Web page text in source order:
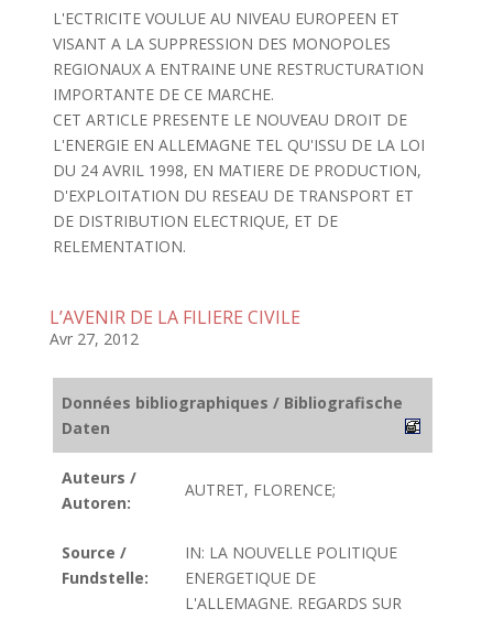
L'ECTRICITE VOULUE AU NIVEAU EUROPEEN ET
VISANT A LA SUPPRESSION DES MONOPOLES
REGIONAUX A ENTRAINE UNE RESTRUCTURATION
IMPORTANTE DE CE MARCHE.
CET ARTICLE PRESENTE LE NOUVEAU DROIT DE
L'ENERGIE EN ALLEMAGNE TEL QU'ISSU DE LA LOI
DU 24 AVRIL 1998, EN MATIERE DE PRODUCTION,
D'EXPLOITATION DU RESEAU DE TRANSPORT ET
DE DISTRIBUTION ELECTRIQUE, ET DE
RELEMENTATION.
L’AVENIR DE LA FILIERE CIVILE
Avr 27, 2012
Données bibliographiques / Bibliografische
Daten
Auteurs /
Autoren:
AUTRET, FLORENCE;
Source /
Fundstelle:
IN: LA NOUVELLE POLITIQUE
ENERGETIQUE DE
L'ALLEMAGNE. REGARDS SUR